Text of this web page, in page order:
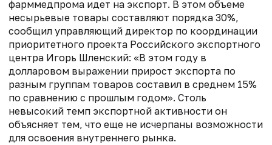
фарммедпрома идет на экспорт. В этом объеме
несырьевые товары составляют порядка 30%,
сообщил управляющий директор по координации
приоритетного проекта Российского экспортного
центра Игорь Шленский: «В этом году в
долларовом выражении прирост экспорта по
разным группам товаров составил в среднем 15%
по сравнению с прошлым годом». Столь
невысокий темп экспортной активности он
объясняет тем, что еще не исчерпаны возможности
для освоения внутреннего рынка.